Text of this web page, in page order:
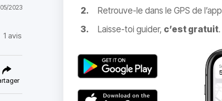
2023
1 avis
Retrouve-le dans le GPS de l’app
Laisse-toi guider, c’est gratuit.